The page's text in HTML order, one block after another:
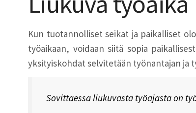
Kun tuotannolliset seikat ja paikalliset
työaikaan, voidaan siitä sopia
yksityiskohdat selvitetään työnantajan ja
Sovittaessa liukuvasta työajasta on